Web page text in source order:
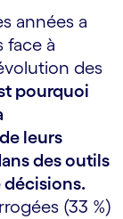
années a
face à
des
pourquoi
leurs
des outils
(33 %)